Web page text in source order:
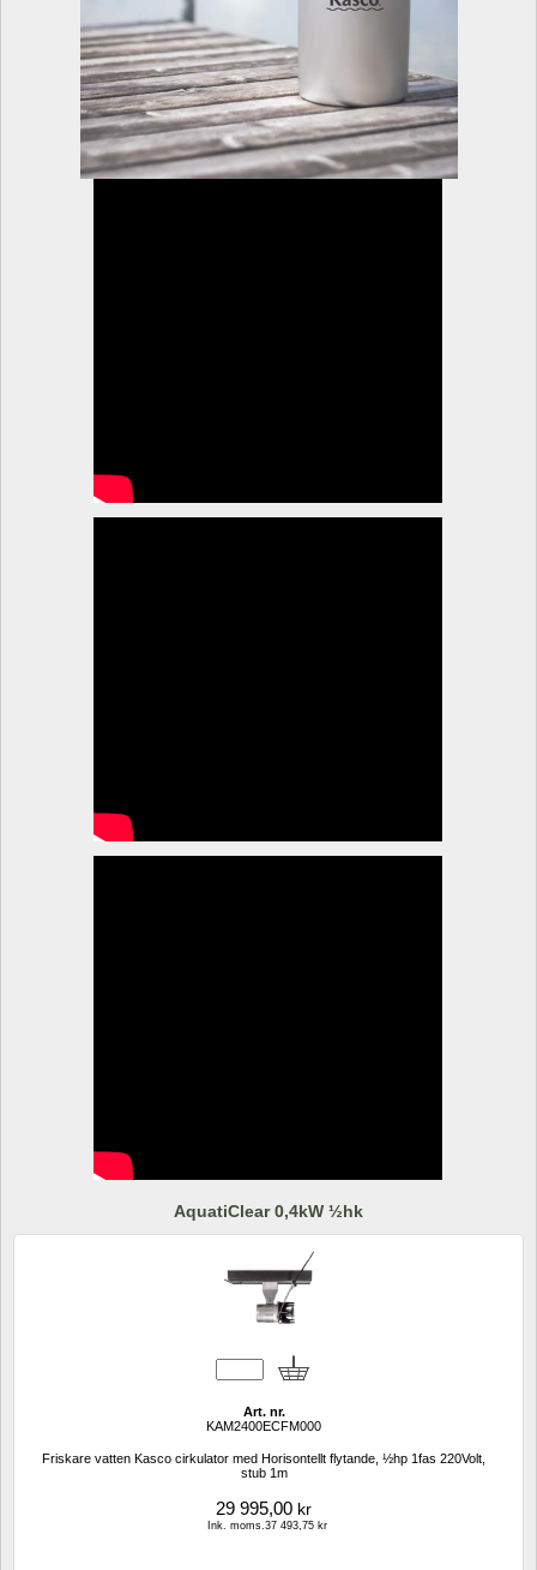
AquatiClear 0,4kW ½hk
Art. nr.
KAM2400ECFM000
Friskare vatten Kasco cirkulator med Horisontellt flytande, ½hp 1fas 220Volt,
stub 1m
29 995,00 kr
Ink. moms.37 493,75 kr